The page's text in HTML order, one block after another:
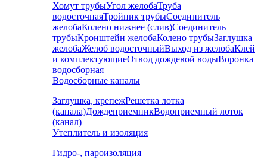
Хомут трубыУгол желобаТруба
водосточнаяТройник трубыСоединитель
желобаКолено нижнее (слив)Соединитель
трубыКронштейн желобаКолено трубыЗаглушка
желобаЖелоб водосточныйВыход из желобаКлей
и комплектующиеОтвод дождевой водыВоронка
водосборная
Водосборные каналы
Заглушка, крепежРешетка лотка
(канала)ДождеприемникВодоприемный лоток
(канал)
Утеплитель и изоляция
Гидро-, пароизоляция